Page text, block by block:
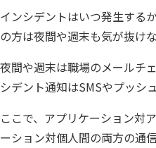
製品一覧
アクセス
インシデントはいつ発生する
の方は夜間や週末も気が抜け
夜間や週末は職場のメールチ
シデント通知はSMSやプッシ
ここで、アプリケーション対
ーション対個人間の両方の通